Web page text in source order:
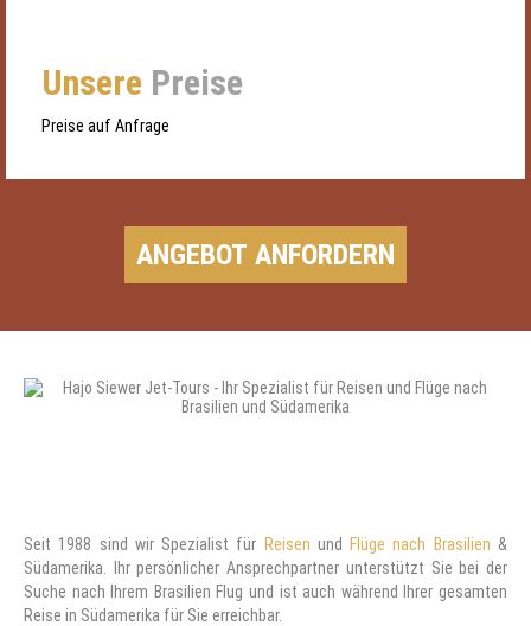
Unsere Preise
Preise auf Anfrage
Seit 1988 sind wir Spezialist für Reisen und Flüge nach Brasilien &
Südamerika. Ihr persönlicher Ansprechpartner unterstützt Sie bei der
Suche nach Ihrem Brasilien Flug und ist auch während Ihrer gesamten
Reise in Südamerika für Sie erreichbar.